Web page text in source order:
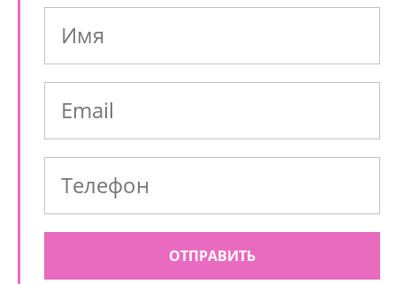
ОТПРАВИТЬ